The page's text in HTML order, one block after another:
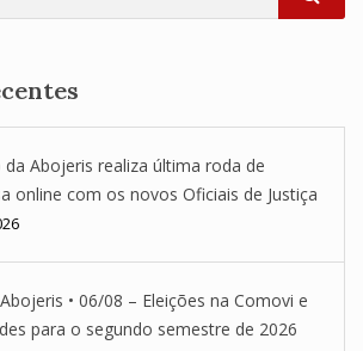
da Abojeris realiza última roda de
online com os novos Oficiais de Justiça
• 06/08 – Eleições na Comovi e
para o segundo semestre de 2026